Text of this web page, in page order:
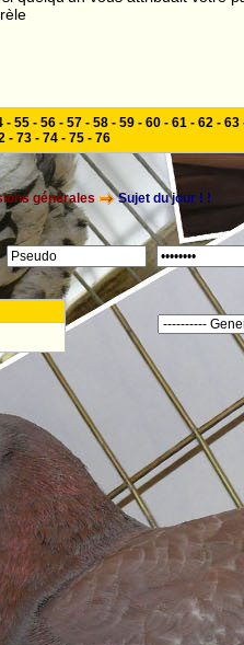
- 55 - 56 - 57 - 58 - 59 - 60 - 61 - 62 - 63
- 73 - 74 - 75 - 76
générales Sujet du jour ! !
: